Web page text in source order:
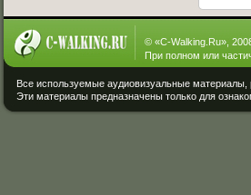
© «C-Walking.Ru»,
При полном или
Все используемые аудиовизуальные материалы,
Эти материалы предназначены только для